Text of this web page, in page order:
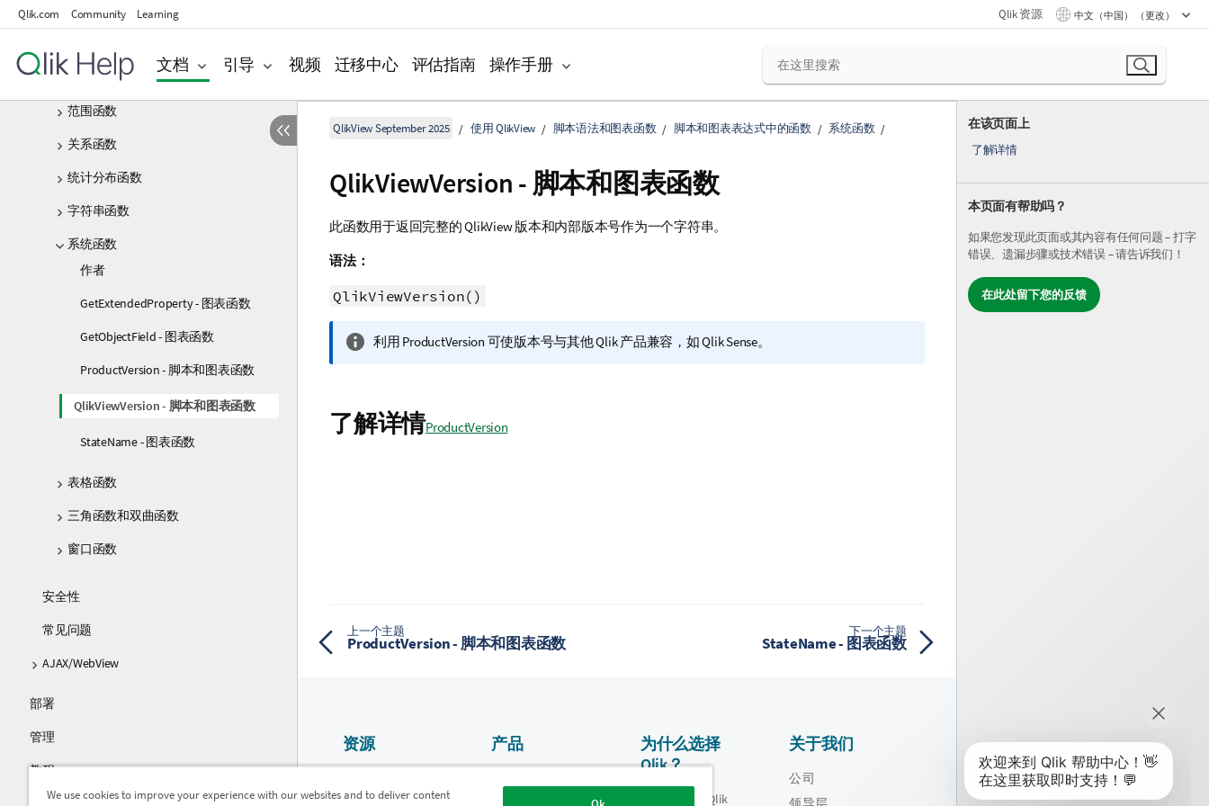
Qlik.com Community Learning Qlik 资源 中文（中国） （更改）
文档 引导 视频 迁移中心 评估指南 操作手册
映射函数
NULL 函数
范围函数
关系函数
统计分布函数
字符串函数
系统函数
作者
GetExtendedProperty - 图表函数
GetObjectField - 图表函数
ProductVersion - 脚本和图表函数
QlikViewVersion - 脚本和图表函数
StateName - 图表函数
表格函数
三角函数和双曲函数
窗口函数
安全性
常见问题
AJAX/WebView
部署
管理
教程
在该页面上
了解详情
本页面有帮助吗？
如果您发现此页面或其内容有任何问题 – 打字
错误、遗漏步骤或技术错误 – 请告诉我们！
在此处留下您的反馈
QlikView September 2025 使用 QlikView 脚本语法和图表函数 脚本和图表表达式中的函数 系统函数
QlikViewVersion - 脚本和图表函数
此函数用于返回完整的QlikView版本和内部版本号作为一个字符串。
语法：
QlikViewVersion()
信
利用 ProductVersion 可使版本号与其他 Qlik 产品兼容，如 Qlik Sense。
了解详情ProductVersion
上一个主题
ProductVersion - 脚本和图表函数
下一个主题
StateName - 图表函数
资源 产品
为什么选择
Qlik？
为什么选择 Qlik
关于我们
公司
We use cookies to improve your experience with our websites and to deliver content